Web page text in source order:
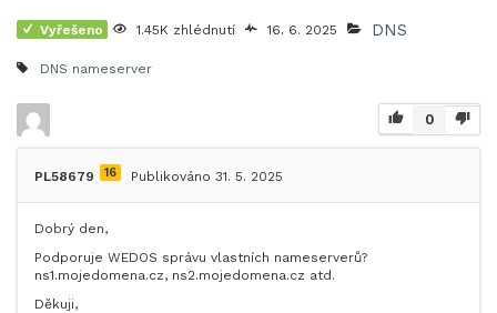
Vyřešeno 1.45K zhlédnutí 16. 6. 2025 DNS
DNS nameserver
0
PL58679 16 Publikováno 31. 5. 2025
Dobrý den,
Podporuje WEDOS správu vlastních nameserverů?
ns1.mojedomena.cz, ns2.mojedomena.cz atd.
Děkuji,